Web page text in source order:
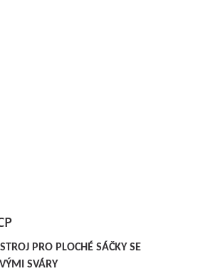
PRO PLOCHÉ SÁČKY SE
SVÁRY